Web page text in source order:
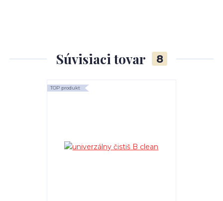
Súvisiaci tovar 8
TOP produkt